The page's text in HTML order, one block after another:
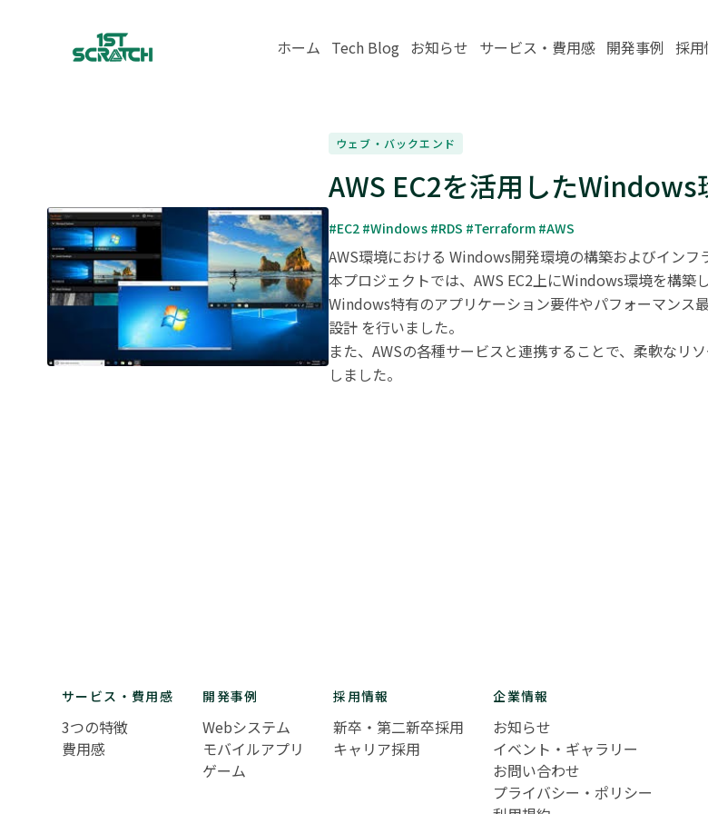
ホーム Tech Blog お知らせ サービス・費用感 開発事例 採
ウェブ・バックエンド
AWS EC2を活用した
#EC2 #Windows #RDS #Terraform #AWS
AWS環境における Windows開発環境の構築およびインフ
本プロジェクトでは、AWS EC2上にWindows環境を構築
Windows特有のアプリケーション要件やパフォーマンス
設計 を行いました。
また、AWSの各種サービスと連携することで、柔軟なリ
しました。
サービス・費用感
3つの特徴
費用感
開発事例
Webシステム
モバイルアプリ
ゲーム
採用情報
新卒・第二新卒採用
キャリア採用
企業情報
お知らせ
イベント・ギャラリー
お問い合わせ
プライバシー・ポリシー